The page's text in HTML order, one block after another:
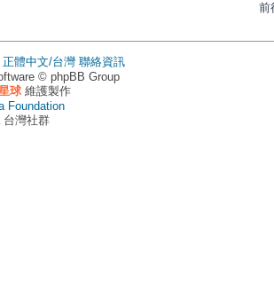
前
體中文/台灣 聯絡資訊
© phpBB Group
球維護製作
Foundation
台灣社群